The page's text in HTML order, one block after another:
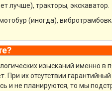
лучше), тракторы, экскаватор.
(иногда),
изысканий именно в
При их отсутствии
и не планируются, то мы